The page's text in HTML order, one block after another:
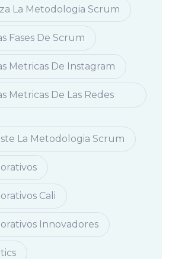
La Metodologia Scrum
Fases De Scrum
Metricas De Instagram
Metricas De Las Redes
La Metodologia Scrum
Cali
Innovadores